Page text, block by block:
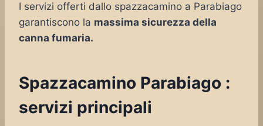
I servizi offerti dallo spazzacamino a Parabiago
garantiscono la massima sicurezza della
canna fumaria.
Spazzacamino Parabiago :
servizi principali